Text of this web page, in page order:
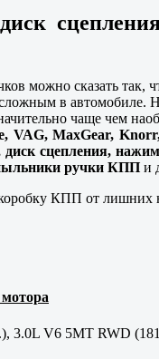
можно сказать так,
в автомобиле.
чаще чем
VAG, MaxGear,
сцепления,
ручки КПП и
КПП от лишних
3.0L V6 5MT RWD